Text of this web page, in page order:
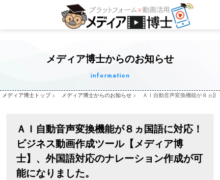
メディア博士からのお知らせ
information
メディア博士トップ > メディア博士からのお知らせ > ＡＩ自動音声変換機能が８ヵ
ＡＩ自動音声変換機能が８ヵ国語に対応！
ビジネス動画作成ツール【メディア博
士】、外国語対応のナレーション作成が可
能になりました。